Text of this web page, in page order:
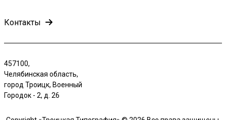
Контакты
457100,
Челябинская область,
город Троицк, Военный
Городок - 2, д. 26